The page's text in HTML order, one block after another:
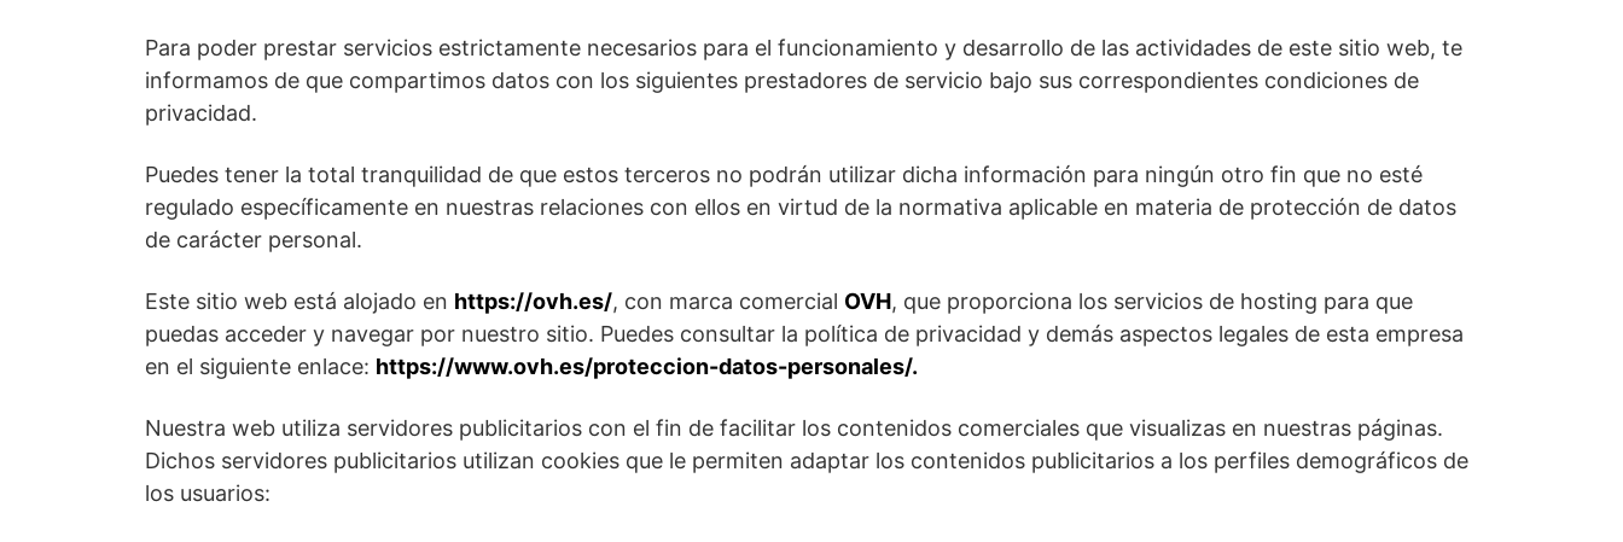
Para poder prestar servicios estrictamente necesarios para el funcionamiento y desarrollo de las actividades de este sitio web, te
informamos de que compartimos datos con los siguientes prestadores de servicio bajo sus correspondientes condiciones de
privacidad.
Puedes tener la total tranquilidad de que estos terceros no podrán utilizar dicha información para ningún otro fin que no esté
regulado específicamente en nuestras relaciones con ellos en virtud de la normativa aplicable en materia de protección de datos
de carácter personal.
Este sitio web está alojado en https://ovh.es/, con marca comercial OVH, que proporciona los servicios de hosting para que
puedas acceder y navegar por nuestro sitio. Puedes consultar la política de privacidad y demás aspectos legales de esta empresa
en el siguiente enlace: https://www.ovh.es/proteccion-datos-personales/.
Nuestra web utiliza servidores publicitarios con el fin de facilitar los contenidos comerciales que visualizas en nuestras páginas.
Dichos servidores publicitarios utilizan cookies que le permiten adaptar los contenidos publicitarios a los perfiles demográficos de
los usuarios: